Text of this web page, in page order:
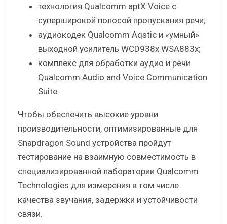
технология Qualcomm aptX Voice с
суперширокой полосой пропускания речи;
аудиокодек Qualcomm Aqstic и «умный»
выходной усилитель WCD938x WSA883x;
комплекс для обработки аудио и речи
Qualcomm Audio and Voice Communication
Suite.
Чтобы обеспечить высокие уровни
производительности, оптимизированные для
Snapdragon Sound устройства пройдут
тестирование на взаимную совместимость в
специализированной лаборатории Qualcomm
Technologies для измерения в том числе
качества звучания, задержки и устойчивости
связи.